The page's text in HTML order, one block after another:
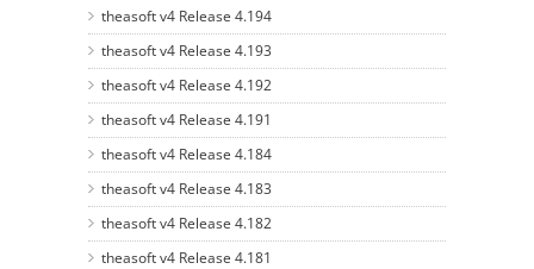
theasoft v4 Release 4.194
theasoft v4 Release 4.193
theasoft v4 Release 4.192
theasoft v4 Release 4.191
theasoft v4 Release 4.184
theasoft v4 Release 4.183
theasoft v4 Release 4.182
theasoft v4 Release 4.181